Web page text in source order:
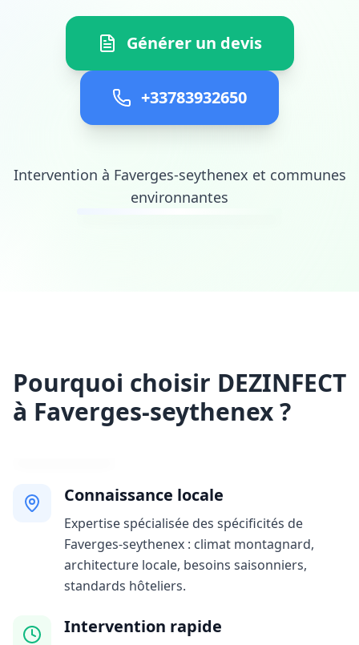
Générer un devis
+33783932650
Intervention à Faverges-seythenex et communes
environnantes
Pourquoi choisir DEZINFECT
à Faverges-seythenex ?
Connaissance locale
Expertise spécialisée des spécificités de
Faverges-seythenex : climat montagnard,
architecture locale, besoins saisonniers,
standards hôteliers.
Intervention rapide